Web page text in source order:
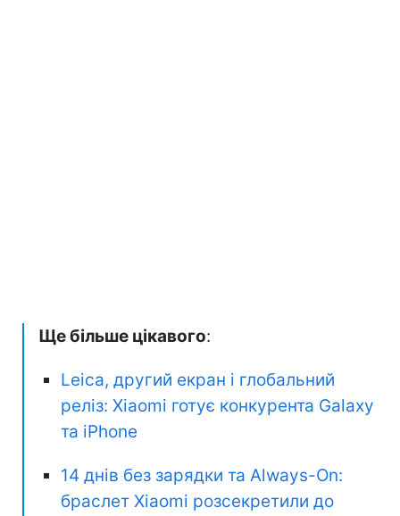
Ще більше цікавого:
Leica, другий екран і глобальний
реліз: Xiaomi готує конкурента Galaxy
та iPhone
14 днів без зарядки та Always-On:
браслет Xiaomi розсекретили до